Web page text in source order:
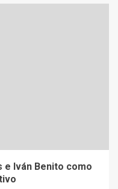
e Iván Benito como